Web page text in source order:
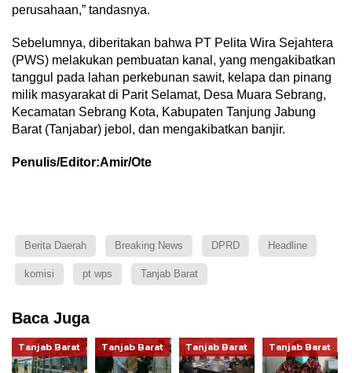
perusahaan,” tandasnya.
Sebelumnya, diberitakan bahwa PT Pelita Wira Sejahtera
(PWS) melakukan pembuatan kanal, yang mengakibatkan
tanggul pada lahan perkebunan sawit, kelapa dan pinang
milik masyarakat di Parit Selamat, Desa Muara Sebrang,
Kecamatan Sebrang Kota, Kabupaten Tanjung Jabung
Barat (Tanjabar) jebol, dan mengakibatkan banjir.
Penulis/Editor:Amir/Ote
Berita Daerah Breaking News DPRD Headline
komisi pt wps Tanjab Barat
Baca Juga
Tanjab Barat Tanjab Barat Tanjab Barat Tanjab Barat